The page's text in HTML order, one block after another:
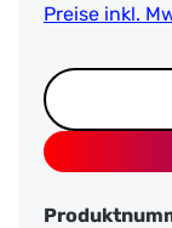
Preise inkl.
Produkt